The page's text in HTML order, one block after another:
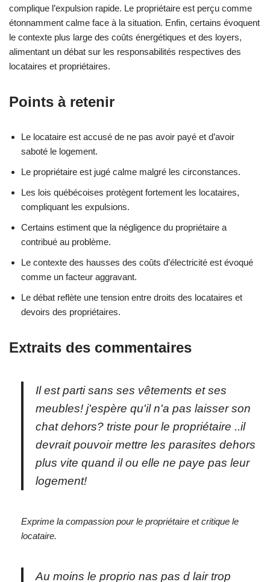
complique l’expulsion rapide. Le propriétaire est perçu comme
étonnamment calme face à la situation. Enfin, certains évoquent
le contexte plus large des coûts énergétiques et des loyers,
alimentant un débat sur les responsabilités respectives des
locataires et propriétaires.
Points à retenir
Le locataire est accusé de ne pas avoir payé et d’avoir
saboté le logement.
Le propriétaire est jugé calme malgré les circonstances.
Les lois québécoises protègent fortement les locataires,
compliquant les expulsions.
Certains estiment que la négligence du propriétaire a
contribué au problème.
Le contexte des hausses des coûts d’électricité est évoqué
comme un facteur aggravant.
Le débat reflète une tension entre droits des locataires et
devoirs des propriétaires.
Extraits des commentaires
Il est parti sans ses vêtements et ses
meubles! j'espère qu'il n'a pas laisser son
chat dehors? triste pour le propriétaire ..il
devrait pouvoir mettre les parasites dehors
plus vite quand il ou elle ne paye pas leur
logement!
Exprime la compassion pour le propriétaire et critique le
locataire.
Au moins le proprio nas pas d lair trop